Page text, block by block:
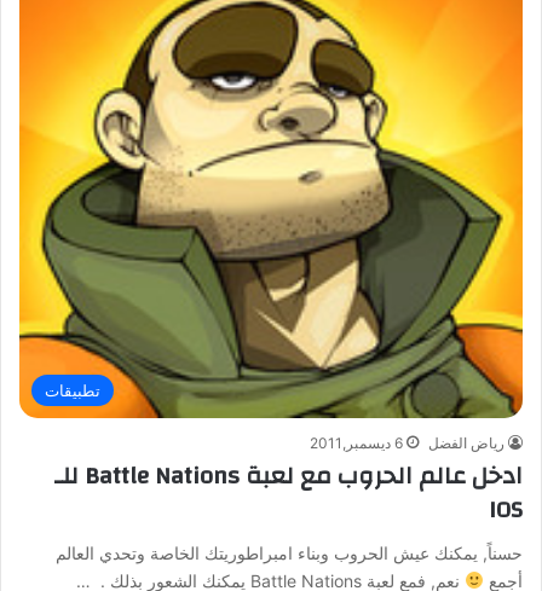
تطبيقات
رياض الفضل 6 ديسمبر,2011
ادخل عالم الحروب مع لعبة Battle Nations للـ
IOS
حسناً, يمكنك عيش الحروب وبناء امبراطوريتك الخاصة وتحدي العالم
أجمع
نعم, فمع لعبة Battle Nations يمكنك الشعور بذلك . …